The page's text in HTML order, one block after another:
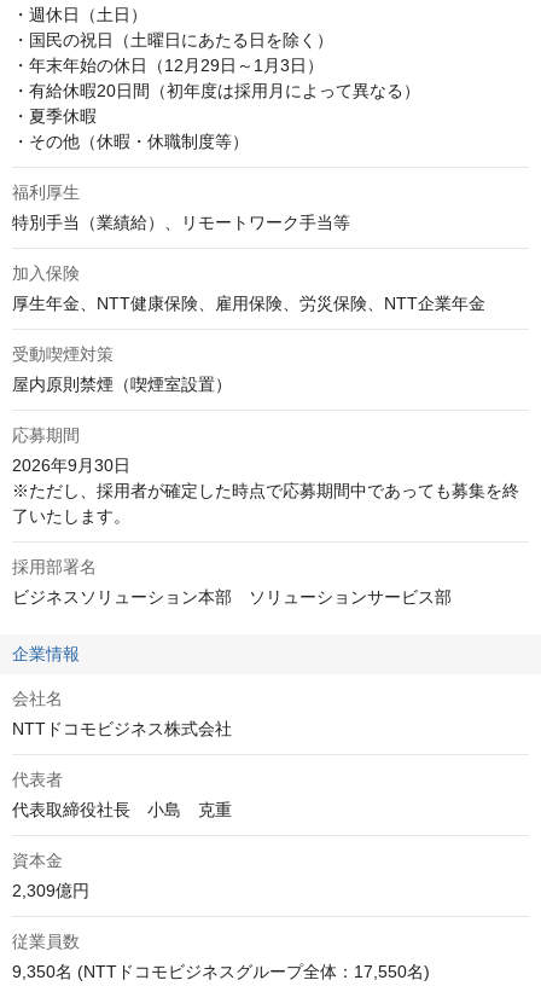
・週休日（土日）
・国民の祝日（土曜日にあたる日を除く）
・年末年始の休日（12月29日～1月3日）
・有給休暇20日間（初年度は採用月によって異なる）
・夏季休暇
・その他（休暇・休職制度等）
福利厚生
特別手当（業績給）、リモートワーク手当等
加入保険
厚生年金、NTT健康保険、雇用保険、労災保険、NTT企業年金
受動喫煙対策
屋内原則禁煙（喫煙室設置）
応募期間
2026年9月30日
※ただし、採用者が確定した時点で応募期間中であっても募集を終
了いたします。
採用部署名
ビジネスソリューション本部　ソリューションサービス部
企業情報
会社名
NTTドコモビジネス株式会社
代表者
代表取締役社長　小島　克重
資本金
2,309億円
従業員数
9,350名 (NTTドコモビジネスグループ全体：17,550名)